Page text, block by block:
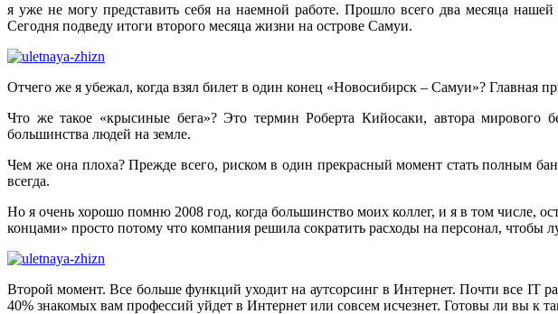
я уже не могу представить себя на наемной работе. Прошло всего два месяца
Сегодня подведу итоги второго месяца жизни на острове Самуи.
Отчего же я убежал, когда взял билет в один конец «Новосибирск – Самуи»? Главная
Что же такое «крысиные бега»? Это термин Роберта Кийосаки, автора мирового
большинства людей на земле.
Чем же она плоха? Прежде всего, риском в один прекрасный момент стать полным
всегда.
Но я очень хорошо помню 2008 год, когда большинство моих коллег, и я в том числе,
концами» просто потому что компания решила сократить расходы на персонал, чтобы
Второй момент. Все больше функций уходит на аутсорсинг в Интернет. Почти все IT
40% знакомых вам профессий уйдет в Интернет или совсем исчезнет. Готовы ли вы к